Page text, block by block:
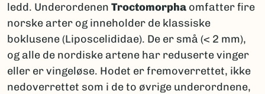
ledd. Underordenen Troctomorpha omfatter fire
norske arter og inneholder de klassiske
boklusene (Liposcelididae). De er små (< 2 mm),
og alle de nordiske artene har reduserte vinger
eller er vingeløse. Hodet er fremoverrettet, ikke
nedoverrettet som i de to øvrige underordnene,